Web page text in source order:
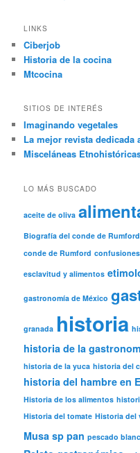
LINKS
Ciberjob
Historia de la cocina
Mtcocina
SITIOS DE INTERÉS
Imaginando vegetales
La mejor revista dedicada
Misceláneas
LO MÁS BUSCADO
aceite de oliva
Biografía del conde de Rumford
conde de Rumford
esclavitud y alimentos
gastronomía de México
granada historia
historia de la
historia de la yuca historia del
historia del hambre en
Historia de los alimentos
Historia del tomate Historia del
Musa sp pan pescado